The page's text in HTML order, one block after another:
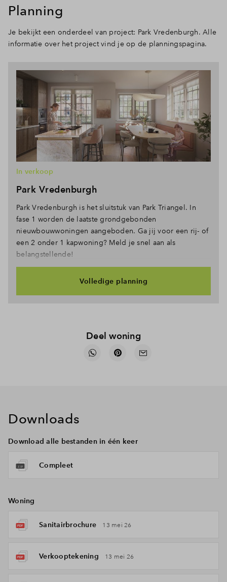
Planning
Je bekijkt een onderdeel van project: Park Vredenburgh. Alle
informatie over het project vind je op de planningspagina.
Park Vredenburgh
In verkoop
Park Vredenburgh is het sluitstuk van Park Triangel. In
fase 1 worden de laatste grondgebonden
nieuwbouwwoningen aangeboden. Ga jij voor een rij- of
een 2 onder 1 kapwoning? Meld je snel aan als
belangstellende!
Volledige planning
Deel woning
Downloads
Download alle bestanden in één keer
Compleet
Woning
Sanitairbrochure 13 mei 26
Verkooptekening 13 mei 26